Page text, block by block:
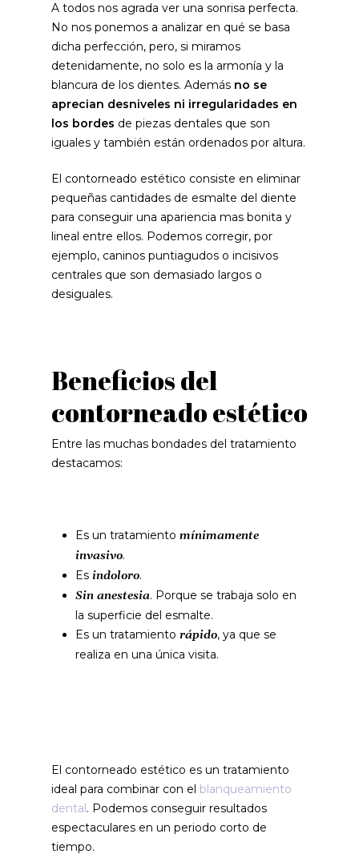
A todos nos agrada ver una sonrisa perfecta.
No nos ponemos a analizar en qué se basa
dicha perfección, pero, si miramos
detenidamente, no solo es la armonía y la
blancura de los dientes. Además no se
aprecian desniveles ni irregularidades en
los bordes de piezas dentales que son
iguales y también están ordenados por altura.
El contorneado estético consiste en eliminar
pequeñas cantidades de esmalte del diente
para conseguir una apariencia mas bonita y
lineal entre ellos. Podemos corregir, por
ejemplo, caninos puntiagudos o incisivos
centrales que son demasiado largos o
desiguales.
Beneficios del
contorneado estético
Entre las muchas bondades del tratamiento
destacamos:
Es un tratamiento mínimamente
invasivo.
Es indoloro.
Sin anestesia. Porque se trabaja solo en
la superficie del esmalte.
Es un tratamiento rápido, ya que se
realiza en una única visita.
El contorneado estético es un tratamiento
ideal para combinar con el blanqueamiento
dental. Podemos conseguir resultados
espectaculares en un periodo corto de
tiempo.